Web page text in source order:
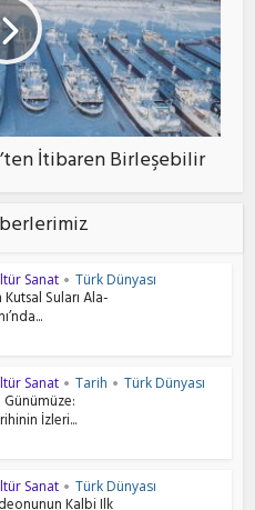
İtibaren Birleşebilir
Sanat • Türk Dünyası
Kutsal Suları Ala-
Sanat • Tarih • Türk Dünyası
İzleri...
Sanat • Türk Dünyası